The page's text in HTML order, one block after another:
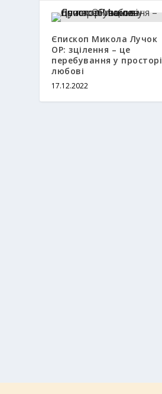
Єпископ Микола Лучок
ОР: зцілення – це
перебування у просторі
любові
17.12.2022